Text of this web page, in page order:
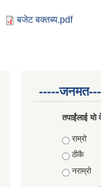
बजेट बक्तब्य.pdf
-----
तपाईंलाई यो
Choices
राम्रो
ठीकै
नराम्रो